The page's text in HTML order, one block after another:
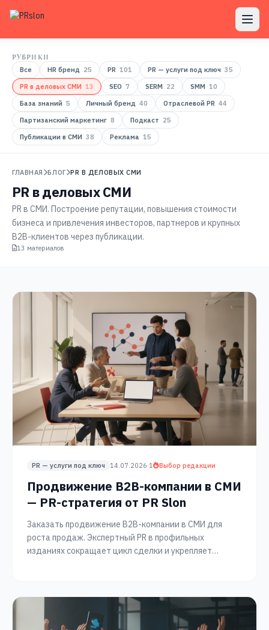
РУБРИКИ
Все
HR бренд 25 PR 101 PR — услуги под ключ 35
PR в деловых СМИ 13 SEO 7 SERM 22 SMM 10
База знаний 5 Личный бренд 40 Отраслевой PR 44
Партизанский маркетинг 8 Подкаст 25
Публикации в СМИ 38 Реклама 15
ГЛАВНАЯ БЛОГ PR В ДЕЛОВЫХ СМИ
PR в деловых СМИ
PR в СМИ. Построение репутации, повышения стоимости
бизнеса и привлечения инвесторов, партнеров и крупных
B2B-клиентов через публикации.
13 материалов
PR — услуги под ключ 14.07.2026·1 Выбор редакции
Продвижение B2B-компании в СМИ
— PR-стратегия от PR Slon
Заказать продвижение B2B-компании в СМИ для
роста продаж. Экспертный PR в профильных
изданиях сокращает цикл сделки и укрепляет